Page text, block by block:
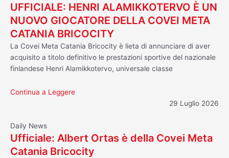
UFFICIALE: HENRI ALAMIKKOTERVO È UN
NUOVO GIOCATORE DELLA COVEI META
CATANIA BRICOCITY
La Covei Meta Catania Bricocity è lieta di annunciare di aver
acquisito a titolo definitivo le prestazioni sportive del nazionale
finlandese Henri Alamikkotervo, universale classe
Continua a Leggere
29 Luglio 2026
Daily News
Ufficiale: Albert Ortas è della Covei Meta
Catania Bricocity